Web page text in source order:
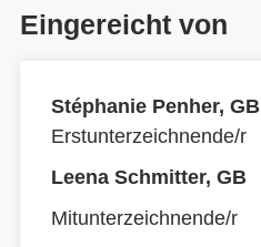
Eingereicht von
Stéphanie Penher, GB
Erstunterzeichnende/r
Leena Schmitter, GB
Mitunterzeichnende/r